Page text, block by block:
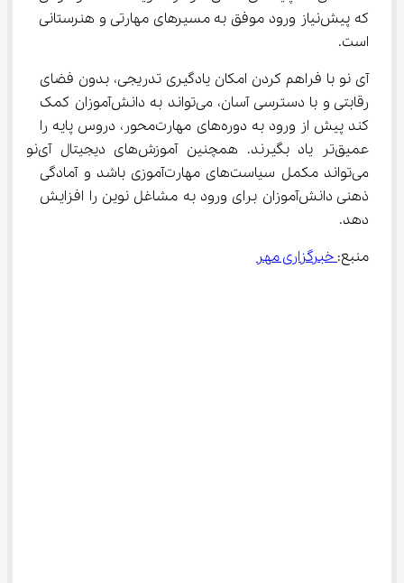
که پیش‌نیاز ورود موفق به مسیرهای مهارتی و هنرستانی
است.
آی ‌نو با فراهم کردن امکان یادگیری تدریجی، بدون فضای
رقابتی و با دسترسی آسان، می‌تواند به دانش‌آموزان کمک
کند پیش از ورود به دوره‌های مهارت‌محور، دروس پایه را
عمیق‌تر یاد بگیرند. همچنین آموزش‌های دیجیتال آی‌نو
می‌تواند مکمل سیاست‌های مهارت‌آموزی باشد و آمادگی
ذهنی دانش‌آموزان برای ورود به مشاغل نوین را افزایش
دهد.
منبع: خبرگزاری مهر